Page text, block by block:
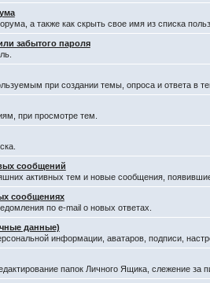
а также как скрыть свое имя из списка
забытого пароля
при создании темы, опроса и ответа в
при просмотре тем.
сообщений
активных тем и новые сообщения,
сообщениях
по e-mail о новых ответах.
данные)
информации, аватаров, подписи,
папок Личного Ящика, слежение за